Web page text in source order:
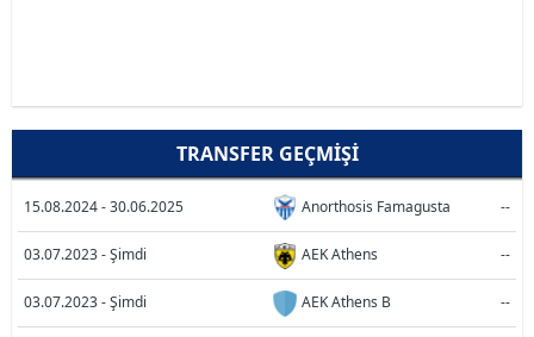
TRANSFER GEÇMIŞI
15.08.2024 - 30.06.2025 Anorthosis Famagusta --
03.07.2023 - Şimdi AEK Athens --
03.07.2023 - Şimdi AEK Athens B --